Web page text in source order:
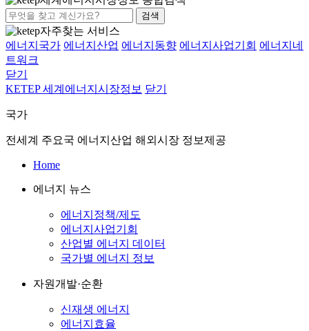
검색
자주찾는 서비스
에너지국가 에너지산업 에너지동향 에너지사업기회 에너지네
트워크
닫기
KETEP 세계에너지시장정보 닫기
국가
전세계 주요국 에너지산업 해외시장 정보제공
Home
에너지 뉴스
에너지정책/제도
에너지사업기회
산업별 에너지 데이터
국가별 에너지 정보
자원개발·순환
신재생 에너지
에너지효율